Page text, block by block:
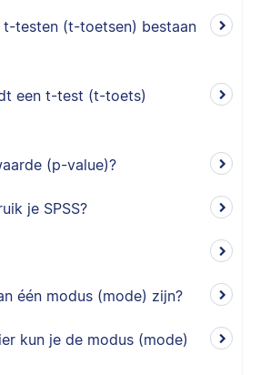
t-testen (t-toetsen) bestaan
een t-test (t-toets)
(p-value)?
je SPSS?
één modus (mode) zijn?
kun je de modus (mode)